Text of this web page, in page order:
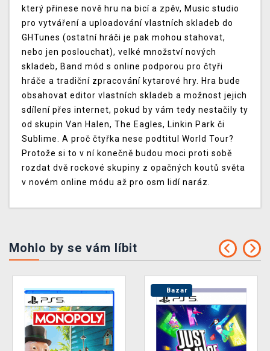
který přinese nově hru na bicí a zpěv, Music studio
pro vytváření a uploadování vlastních skladeb do
GHTunes (ostatní hráči je pak mohou stahovat,
nebo jen poslouchat), velké množství nových
skladeb, Band mód s online podporou pro čtyři
hráče a tradiční zpracování kytarové hry. Hra bude
obsahovat editor vlastních skladeb a možnost jejich
sdílení přes internet, pokud by vám tedy nestačily ty
od skupin Van Halen, The Eagles, Linkin Park či
Sublime. A proč čtyřka nese podtitul World Tour?
Protože si to v ní konečně budou moci proti sobě
rozdat dvě rockové skupiny z opačných koutů světa
v novém online módu až pro osm lidí naráz.
Mohlo by se vám líbit
Bazar